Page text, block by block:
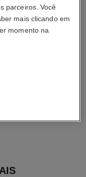
parceiros. Você
mais clicando em
momento na